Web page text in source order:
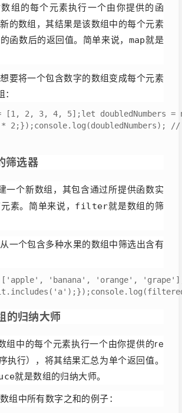
组的每个元素执行一个由你提供的函
的数组，其结果是该数组中的每个元素
函数后的返回值。简单来说， map就是
要将一个包含数字的数组变成每个元素
[1, 2, 3, 4, 5];let doubledNumbers =
2;});console.log(doubledNumbers);
筛选器
一个新数组，其包含通过所提供函数实
素。简单来说， filter就是数组的筛
一个包含多种水果的数组中筛选出含有
['apple', 'banana', 'orange',
的归纳大师
组中的每个元素执行一个由你提供的re
执行），将其结果汇总为单个返回值。
就是数组的归纳大师。
组中所有数字之和的例子：